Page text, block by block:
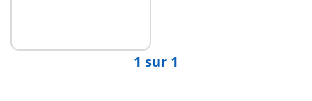
1 sur 1